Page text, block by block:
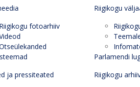
Riigikogu fotoarhiiv
ja pressiteated
Riigikogu
Parlamendi
Riigikogu